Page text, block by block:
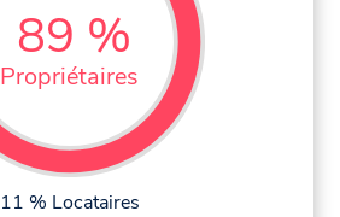
89 %
Propriétaires
11 % Locataires